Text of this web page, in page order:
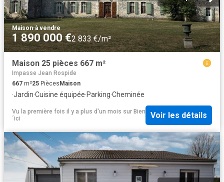
Maison·à vendre
1 890 000 €2 833 €/m²
Maison 25 pièces 667 m²
Impasse Jean Rospide
667 m²25 Pièces Maison
·Jardin·Cuisine équipée·Parking·Cheminée
Vu la première fois il y a plus d'un mois sur Bien
´ici
Voir les détails